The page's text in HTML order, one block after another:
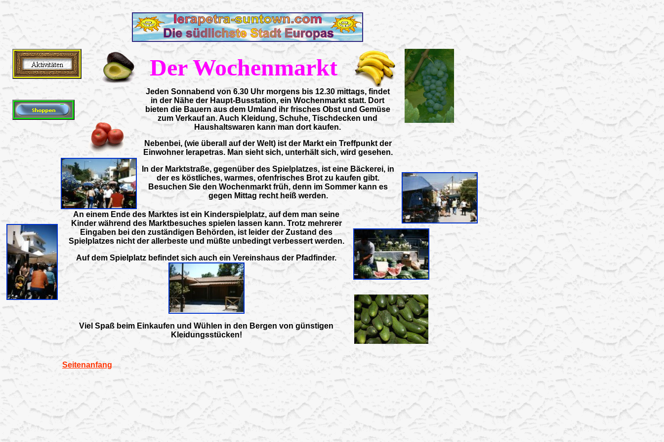
Der Wochenmarkt
Jeden Sonnabend von 6.30 Uhr morgens bis 12.30 mittags, findet
in der Nähe der Haupt-Busstation, ein Wochenmarkt statt. Dort
bieten die Bauern aus dem Umland ihr frisches Obst und Gemüse
zum Verkauf an. Auch Kleidung, Schuhe, Tischdecken und
Haushaltswaren kann man dort kaufen.
Nebenbei, (wie überall auf der Welt) ist der Markt ein Treffpunkt der
Einwohner Ierapetras. Man sieht sich, unterhält sich, wird gesehen.
In der Marktstraße, gegenüber des Spielplatzes, ist eine Bäckerei, in
der es köstliches, warmes, ofenfrisches Brot zu kaufen gibt.
Besuchen Sie den Wochenmarkt früh, denn im Sommer kann es
gegen Mittag recht heiß werden.
An einem Ende des Marktes ist ein Kinderspielplatz, auf dem man seine
Kinder während des Marktbesuches spielen lassen kann. Trotz mehrerer
Eingaben bei den zuständigen Behörden, ist leider der Zustand des
Spielplatzes nicht der allerbeste und müßte unbedingt verbessert werden.
Auf dem Spielplatz befindet sich auch ein Vereinshaus der Pfadfinder.
Viel Spaß beim Einkaufen und Wühlen in den Bergen von günstigen
Kleidungsstücken!
Seitenanfang